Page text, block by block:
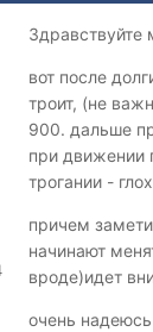
Здравствуйте
вот после
троит, (не
900. дальше
при движении
трогании -
причем
начинают
вроде)идет
очень